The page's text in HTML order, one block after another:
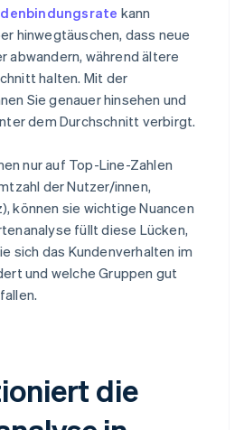
kann
hinwegtäuschen, dass neue
abwandern, während ältere
halten. Mit der
Sie genauer hinsehen und
dem Durchschnitt verbirgt.
nur auf Top-Line-Zahlen
der Nutzer/innen,
können sie wichtige Nuancen
füllt diese Lücken,
sich das Kundenverhalten im
und welche Gruppen gut
die